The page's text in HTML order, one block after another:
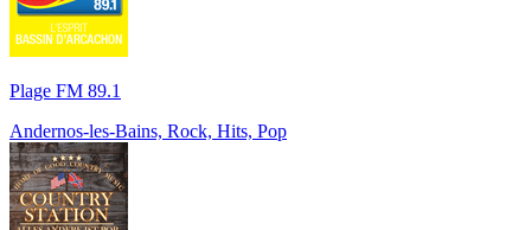
Plage FM 89.1
Andernos-les-Bains, Rock, Hits, Pop